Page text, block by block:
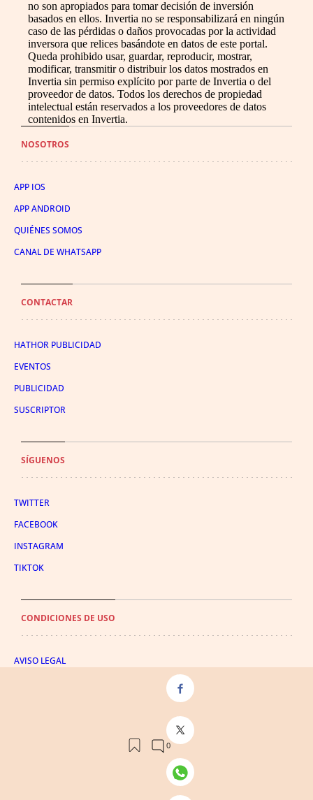
no son apropiados para tomar decisión de inversión
basados en ellos. Invertia no se responsabilizará en ningún
caso de las pérdidas o daños provocadas por la actividad
inversora que relices basándote en datos de este portal.
Queda prohibido usar, guardar, reproducir, mostrar,
modificar, transmitir o distribuir los datos mostrados en
Invertia sin permiso explícito por parte de Invertia o del
proveedor de datos. Todos los derechos de propiedad
intelectual están reservados a los proveedores de datos
contenidos en Invertia.
NOSOTROS
APP IOS
APP ANDROID
QUIÉNES SOMOS
CANAL DE WHATSAPP
CONTACTAR
HATHOR PUBLICIDAD
EVENTOS
PUBLICIDAD
SUSCRIPTOR
SÍGUENOS
TWITTER
FACEBOOK
INSTAGRAM
TIKTOK
CONDICIONES DE USO
AVISO LEGAL